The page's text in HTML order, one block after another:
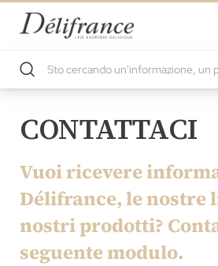
CONTATTACI
Vuoi ricevere
Délifrance, le nostre
nostri prodotti?
seguente modulo.